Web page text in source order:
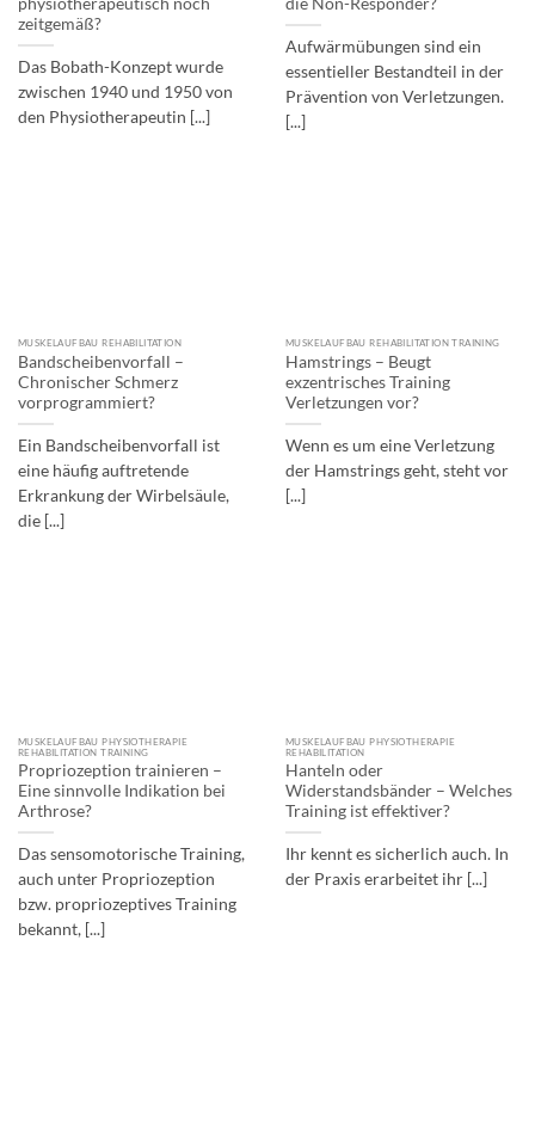
zeitgemäß?
Das Bobath-Konzept wurde
zwischen 1940 und 1950 von
den Physiotherapeutin [...]
Aufwärmübungen sind ein
essentieller Bestandteil in der
Prävention von Verletzungen.
[...]
MUSKELAUFBAU REHABILITATION
Bandscheibenvorfall –
Chronischer Schmerz
vorprogrammiert?
Ein Bandscheibenvorfall ist
eine häufig auftretende
Erkrankung der Wirbelsäule,
die [...]
MUSKELAUFBAU REHABILITATION TRAINING
Hamstrings – Beugt
exzentrisches Training
Verletzungen vor?
Wenn es um eine Verletzung
der Hamstrings geht, steht vor
[...]
MUSKELAUFBAU PHYSIOTHERAPIE
REHABILITATION TRAINING
Propriozeption trainieren –
Eine sinnvolle Indikation bei
Arthrose?
Das sensomotorische Training,
auch unter Propriozeption
bzw. propriozeptives Training
bekannt, [...]
MUSKELAUFBAU PHYSIOTHERAPIE
REHABILITATION
Hanteln oder
Widerstandsbänder – Welches
Training ist effektiver?
Ihr kennt es sicherlich auch. In
der Praxis erarbeitet ihr [...]